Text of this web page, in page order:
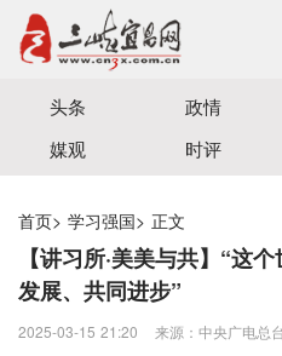
宜昌三峡融媒体中心主办
头条 政情
媒观
时评
首页> 学习强国> 正文
【讲习所·美美与共】“这
发展、共同进步”
2025-03-15 21:20 来源：中央广电总